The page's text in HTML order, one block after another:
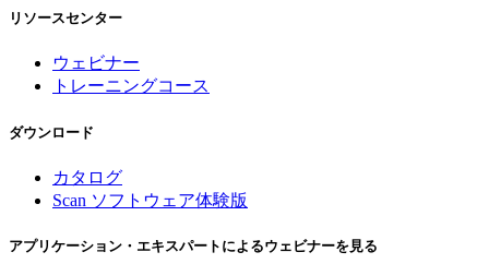
リソースセンター
ウェビナー
トレーニングコース
ダウンロード
カタログ
Scan ソフトウェア体験版
アプリケーション・エキスパートによるウェビナーを見る